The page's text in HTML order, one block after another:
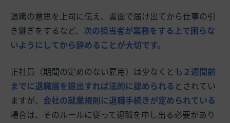
退職の意思を上司に伝え、書面で届け出てから仕事の引
き継ぎをするなど、 次の担当者が業務をする上で困らな
いようにしてから辞めることが大切です。
正社員（期間の定めのない雇用）は少なくとも ２週間前
までに退職届を提出すれば法的に認められる とされてい
ますが、 会社の就業規則に退職手続きが定められている
場合は、そのルールに従って退職を申し出る必要があり